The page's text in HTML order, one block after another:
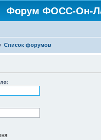
Форум ФОСС-Он-
Список форумов